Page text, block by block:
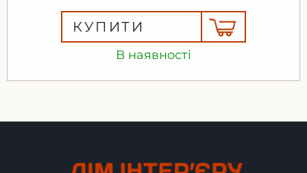
В наявності
КУПИТИ